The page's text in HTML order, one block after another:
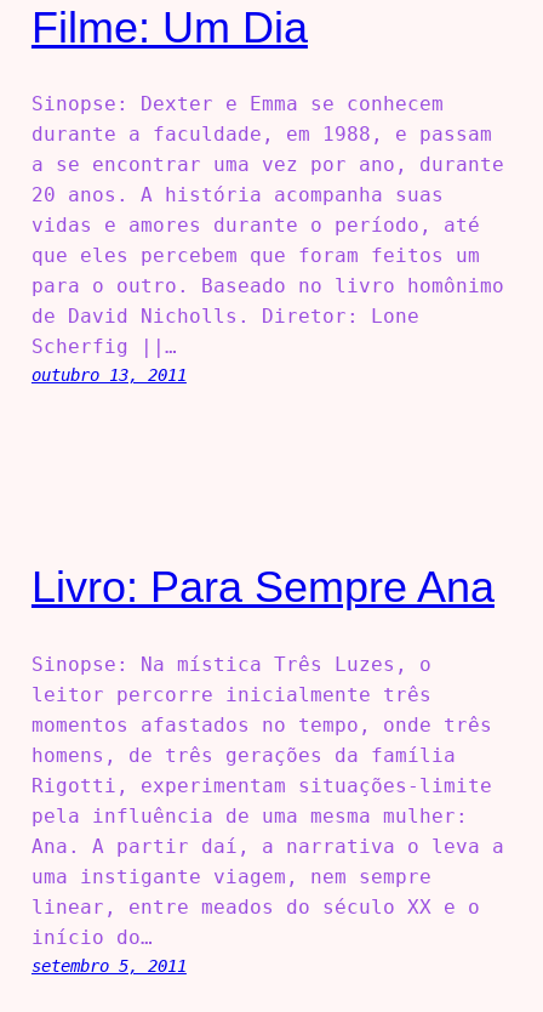
Filme: Um Dia
Sinopse: Dexter e Emma se conhecem
durante a faculdade, em 1988, e passam
a se encontrar uma vez por ano, durante
20 anos. A história acompanha suas
vidas e amores durante o período, até
que eles percebem que foram feitos um
para o outro. Baseado no livro homônimo
de David Nicholls. Diretor: Lone
Scherfig ||…
outubro 13, 2011
Livro: Para Sempre Ana
Sinopse: Na mística Três Luzes, o
leitor percorre inicialmente três
momentos afastados no tempo, onde três
homens, de três gerações da família
Rigotti, experimentam situações-limite
pela influência de uma mesma mulher:
Ana. A partir daí, a narrativa o leva a
uma instigante viagem, nem sempre
linear, entre meados do século XX e o
início do…
setembro 5, 2011